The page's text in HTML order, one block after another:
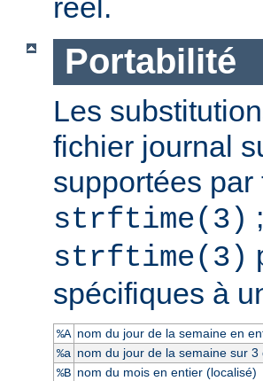
réel.
Portabilité
Les
fichier journal
supportées
strftime(3)
strftime(3)
spécifiques à
%A nom du jour de la semaine en
%a nom du jour de la semaine sur
%B nom du mois en entier (localisé)